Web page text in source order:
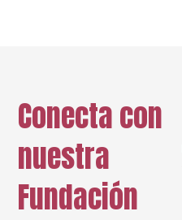
Conecta con
nuestra
Fundación